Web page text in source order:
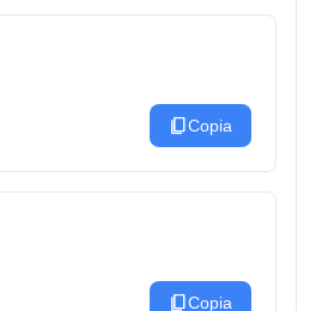
content_copyCopia
content_copyCopia